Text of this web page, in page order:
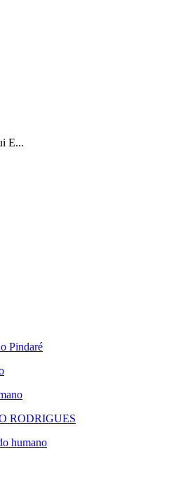
E...
Pindaré
RODRIGUES
humano